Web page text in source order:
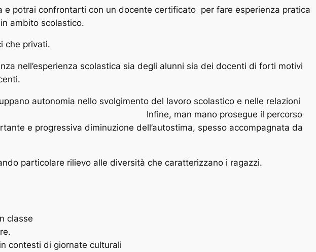
e potrai confrontarti con un docente certificato per fare esperienza pratica
ambito scolastico.
che privati.
nell’esperienza scolastica sia degli alunni sia dei docenti di forti motivi
autonomia nello svolgimento del lavoro scolastico e nelle relazioni
mano prosegue il percorso
e progressiva diminuzione dell’autostima, spesso accompagnata da
particolare rilievo alle diversità che caratterizzano i ragazzi.
classe
contesti di giornate culturali